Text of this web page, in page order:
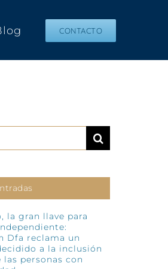
CONTACTO
la gran llave para
Dfa reclama un
a la inclusión
las personas con